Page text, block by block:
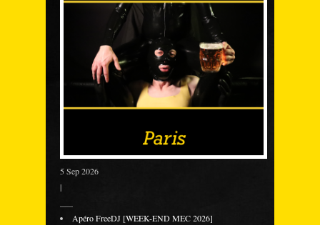
5 Sep 2026
|
Apéro FreeDJ [WEEK-END MEC 2026]